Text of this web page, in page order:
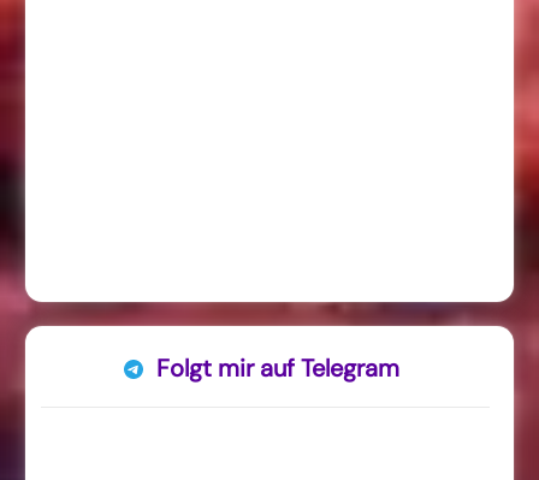
Folgt mir auf Telegram